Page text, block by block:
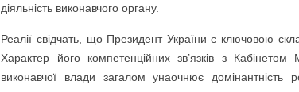
діяльність виконавчого органу.
Реалії свідчать, що Президент України є ключовою
Характер його компетенційних зв’язків з Кабінетом
виконавчої влади загалом унаочнює домінантність